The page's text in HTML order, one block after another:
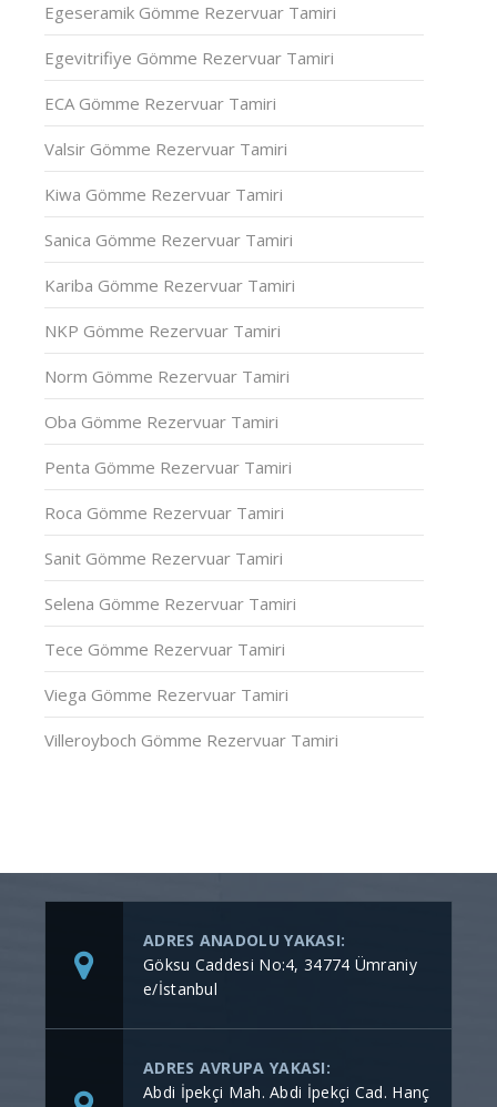
Egeseramik Gömme Rezervuar Tamiri
Egevitrifiye Gömme Rezervuar Tamiri
ECA Gömme Rezervuar Tamiri
Valsir Gömme Rezervuar Tamiri
Kiwa Gömme Rezervuar Tamiri
Sanica Gömme Rezervuar Tamiri
Kariba Gömme Rezervuar Tamiri
NKP Gömme Rezervuar Tamiri
Norm Gömme Rezervuar Tamiri
Oba Gömme Rezervuar Tamiri
Penta Gömme Rezervuar Tamiri
Roca Gömme Rezervuar Tamiri
Sanit Gömme Rezervuar Tamiri
Selena Gömme Rezervuar Tamiri
Tece Gömme Rezervuar Tamiri
Viega Gömme Rezervuar Tamiri
Villeroyboch Gömme Rezervuar Tamiri
ADRES ANADOLU YAKASI:
Göksu Caddesi No:4, 34774 Ümraniy
e/İstanbul
ADRES AVRUPA YAKASI:
Abdi İpekçi Mah. Abdi İpekçi Cad. Hanç